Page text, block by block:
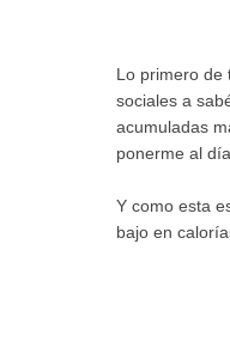
Lo primero de
sociales a
acumuladas
ponerme al
Y como esta
bajo en